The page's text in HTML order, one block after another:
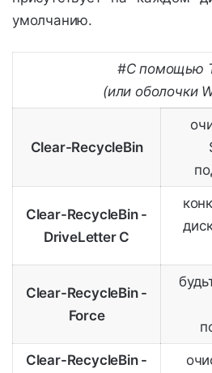
умолчанию.
#С помощью
(или оболочки
Clear-RecycleBin
Clear-RecycleBin -
DriveLetter C
Clear-RecycleBin -
Force
Clear-RecycleBin -